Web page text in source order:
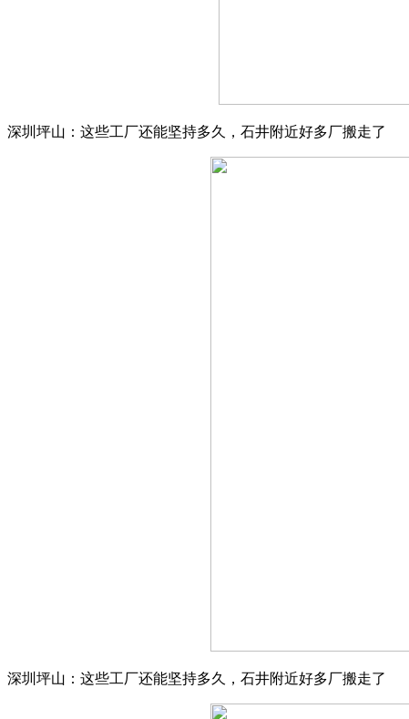
深圳坪山：这些工厂还能坚持多久，石井附近好多厂搬走了
深圳坪山：这些工厂还能坚持多久，石井附近好多厂搬走了